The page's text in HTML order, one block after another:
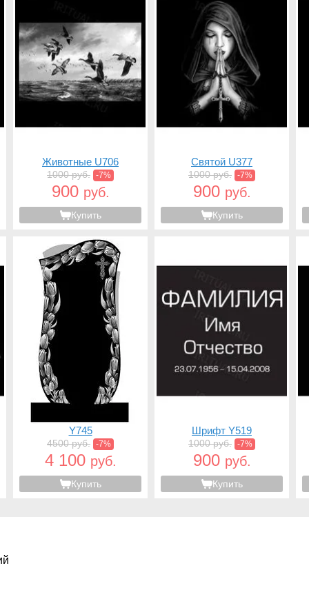
Животные U706
1000 руб. -7%
900 руб.
Купить
Святой U377
1000 руб. -7%
900 руб.
Купить
Y745
4500 руб. -7%
4 100 руб.
Купить
Шрифт Y519
1000 руб. -7%
900 руб.
Купить